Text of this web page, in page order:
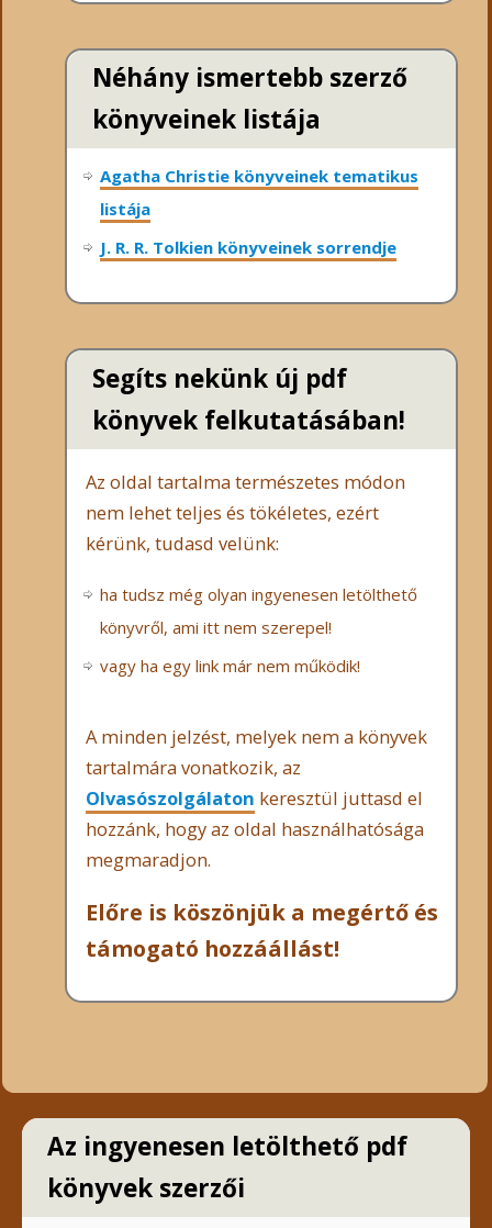
Néhány ismertebb szerző
könyveinek listája
Agatha Christie könyveinek tematikus
listája
J. R. R. Tolkien könyveinek sorrendje
Segíts nekünk új pdf
könyvek felkutatásában!
Az oldal tartalma természetes módon
nem lehet teljes és tökéletes, ezért
kérünk, tudasd velünk:
ha tudsz még olyan ingyenesen letölthető
könyvről, ami itt nem szerepel!
vagy ha egy link már nem működik!
A minden jelzést, melyek nem a könyvek
tartalmára vonatkozik, az
Olvasószolgálaton keresztül juttasd el
hozzánk, hogy az oldal használhatósága
megmaradjon.
Előre is köszönjük a megértő és
támogató hozzáállást!
Az ingyenesen letölthető pdf
könyvek szerzői